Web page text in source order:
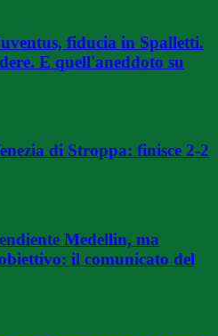
fiducia in Spalletti.
E quell'aneddoto su
di Stroppa: finisce 2-2
Medellin, ma
il comunicato del